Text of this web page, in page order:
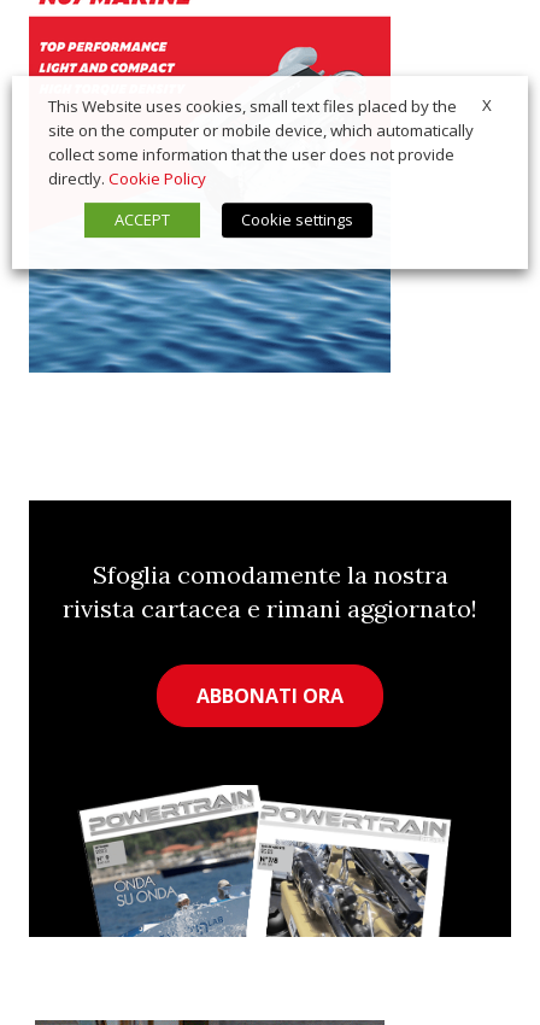
Sfoglia comodamente la nostra
rivista cartacea e rimani aggiornato!
ABBONATI ORA
X
This Website uses cookies, small text files placed by the
site on the computer or mobile device, which automatically
collect some information that the user does not provide
directly. Cookie Policy
ACCEPT
Cookie settings